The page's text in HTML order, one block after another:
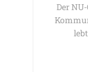
Der